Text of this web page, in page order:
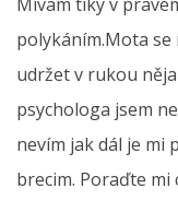
polykáním.Mota se
udržet v rukou
psychologa jsem
nevím jak dál je mi
brecim. Poraďte mi